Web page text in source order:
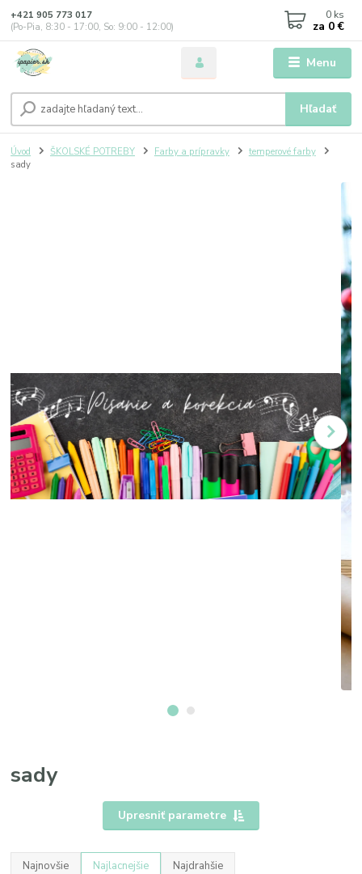
Menu
Hľadať
+421 905 773 017
(Po-Pia, 8:30 - 17:00, So: 9:00 - 12:00)
0 ks
za 0 €
Úvod ŠKOLSKÉ POTREBY Farby a prípravky
temperové farby
sady
sady
Upresniť parametre
Najnovšie Najlacnejšie Najdrahšie